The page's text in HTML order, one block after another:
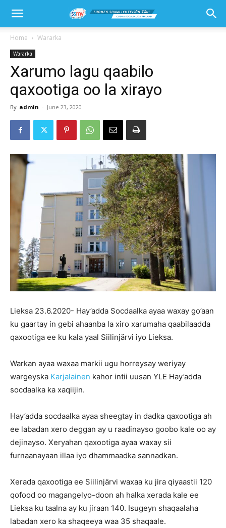
Home Wararka
Wararka
Xarumo lagu qaabilo
qaxootiga oo la xirayo
By admin - June 23, 2020
Lieksa 23.6.2020- Hay’adda Socdaalka ayaa waxay go’aan
ku gaartay in gebi ahaanba la xiro xarumaha qaabilaadda
qaxootiga ee ku kala yaal Siilinjärvi iyo Lieksa.
Warkan ayaa waxaa markii ugu horreysay weriyay
wargeyska Karjalainen kahor intii uusan YLE Hay’adda
socdaalka ka xaqiijin.
Hay’adda socdaalka ayaa sheegtay in dadka qaxootiga ah
ee labadan xero deggan ay u raadinayso goobo kale oo ay
dejinayso. Xeryahan qaxootiga ayaa waxay sii
furnaanayaan illaa iyo dhammaadka sannadkan.
Xerada qaxootiga ee Siilinjärvi waxaa ku jira qiyaastii 120
qofood oo magangelyo-doon ah halka xerada kale ee
Lieksa ku taalna ay ku jiraan 140. Isugeyn shaqaalaha
labadan xero ka shaqeeya waa 35 shaqaale.